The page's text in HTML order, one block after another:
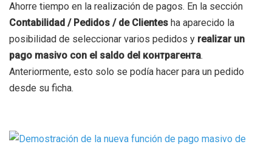
Ahorre tiempo en la realización de pagos. En la sección
Contabilidad / Pedidos / de Clientes ha aparecido la
posibilidad de seleccionar varios pedidos y realizar un
pago masivo con el saldo del контрагента.
Anteriormente, esto solo se podía hacer para un pedido
desde su ficha.